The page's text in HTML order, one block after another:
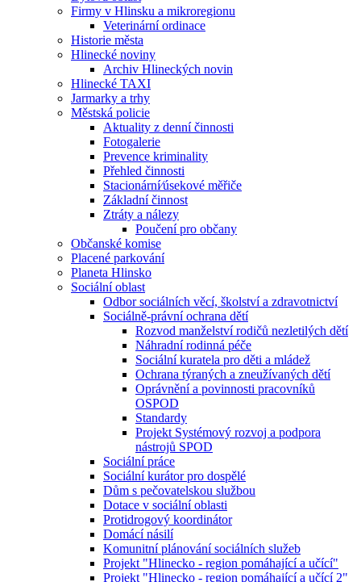
Firmy v Hlinsku a mikroregionu
Veterinární ordinace
Historie města
Hlinecké noviny
Archiv Hlineckých novin
Hlinecké TAXI
Jarmarky a trhy
Městská policie
Aktuality z denní činnosti
Fotogalerie
Prevence kriminality
Přehled činnosti
Stacionární⁄úsekové měřiče
Základní činnost
Ztráty a nálezy
Poučení pro občany
Občanské komise
Placené parkování
Planeta Hlinsko
Sociální oblast
Odbor sociálních věcí, školství a zdravotnictví
Sociálně-právní ochrana dětí
Rozvod manželství rodičů nezletilých dětí
Náhradní rodinná péče
Sociální kuratela pro děti a mládež
Ochrana týraných a zneužívaných dětí
Oprávnění a povinnosti pracovníků
OSPOD
Standardy
Projekt Systémový rozvoj a podpora
nástrojů SPOD
Sociální práce
Sociální kurátor pro dospělé
Dům s pečovatelskou službou
Dotace v sociální oblasti
Protidrogový koordinátor
Domácí násilí
Komunitní plánování sociálních služeb
Projekt "Hlinecko - region pomáhající a učící"
Projekt "Hlinecko - region pomáhající a učící 2"